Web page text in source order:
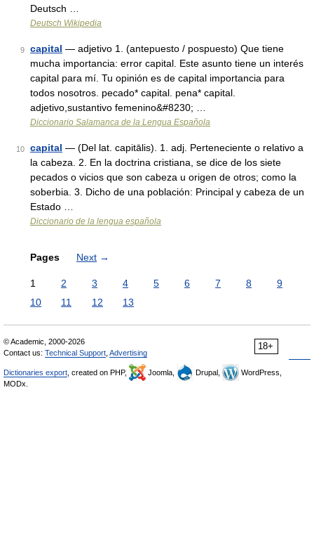
Deutsch …
Deutsch Wikipedia
9 capital — adjetivo 1. (antepuesto / pospuesto) Que tiene
mucha importancia: error capital. Este asunto tiene un interés
capital para mí. Tu opinión es de capital importancia para
todos nosotros. pecado* capital. pena* capital.
adjetivo,sustantivo femenino&#8230; …
Diccionario Salamanca de la Lengua Española
10 capital — (Del lat. capitālis). 1. adj. Perteneciente o relativo a
la cabeza. 2. En la doctrina cristiana, se dice de los siete
pecados o vicios que son cabeza u origen de otros; como la
soberbia. 3. Dicho de una población: Principal y cabeza de un
Estado …
Diccionario de la lengua española
Pages Next →
1 2 3 4 5 6 7 8
9
10
11 12 13
18+
© Academic, 2000-2026
Contact us: Technical Support Advertising
Dictionaries export , created on PHP, Joomla, Drupal,
WordPress,
MODx.